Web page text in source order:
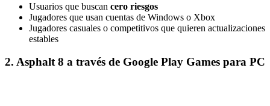
Usuarios que buscan cero riesgos
Jugadores que usan cuentas de Windows o Xbox
Jugadores casuales o competitivos que quieren actualizaciones
estables
2. Asphalt 8 a través de Google Play Games para PC